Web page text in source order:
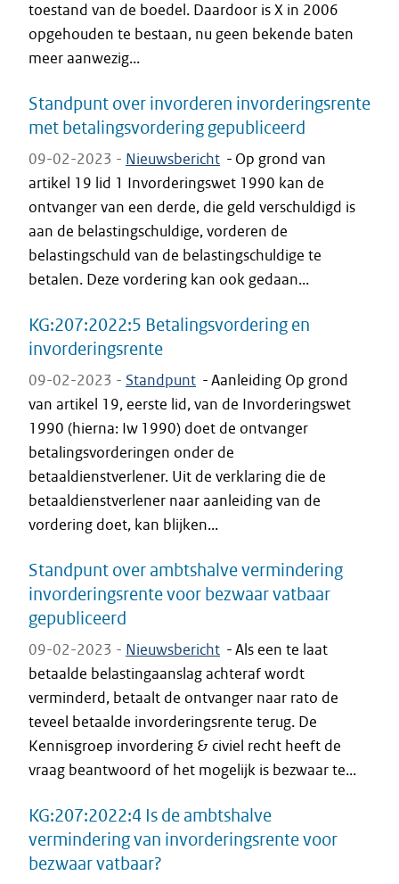
toestand van de boedel. Daardoor is X in 2006
opgehouden te bestaan, nu geen bekende baten
meer aanwezig...
Standpunt over invorderen invorderingsrente
met betalingsvordering gepubliceerd
09-02-2023 - Nieuwsbericht - Op grond van
artikel 19 lid 1 Invorderingswet 1990 kan de
ontvanger van een derde, die geld verschuldigd is
aan de belastingschuldige, vorderen de
belastingschuld van de belastingschuldige te
betalen. Deze vordering kan ook gedaan...
KG:207:2022:5 Betalingsvordering en
invorderingsrente
09-02-2023 - Standpunt -Aanleiding Op grond
van artikel 19, eerste lid, van de Invorderingswet
1990 (hierna: Iw 1990) doet de ontvanger
betalingsvorderingen onder de
betaaldienstverlener. Uit de verklaring die de
betaaldienstverlener naar aanleiding van de
vordering doet, kan blijken...
Standpunt over ambtshalve vermindering
invorderingsrente voor bezwaar vatbaar
gepubliceerd
09-02-2023 - Nieuwsbericht -Als een te laat
betaalde belastingaanslag achteraf wordt
verminderd, betaalt de ontvanger naar rato de
teveel betaalde invorderingsrente terug. De
Kennisgroep invordering & civiel recht heeft de
vraag beantwoord of het mogelijk is bezwaar te...
KG:207:2022:4 Is de ambtshalve
vermindering van invorderingsrente voor
bezwaar vatbaar?